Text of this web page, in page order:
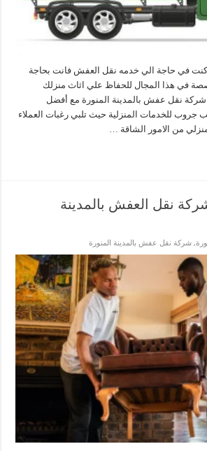
في حاجة الي خدمه نقل العفش فانت بحاجة
في هذا المجال للحفاظ علي اثاث منزلك
شركة نقل عفش بالمدينة المنورة مع أفضل
للخدمات المنزلية حيث تلبي رغبات العملاء
من الامور الشاقة …
نقل العفش بالمدينة
,شركة نقل عفش بالمدينة المنورة